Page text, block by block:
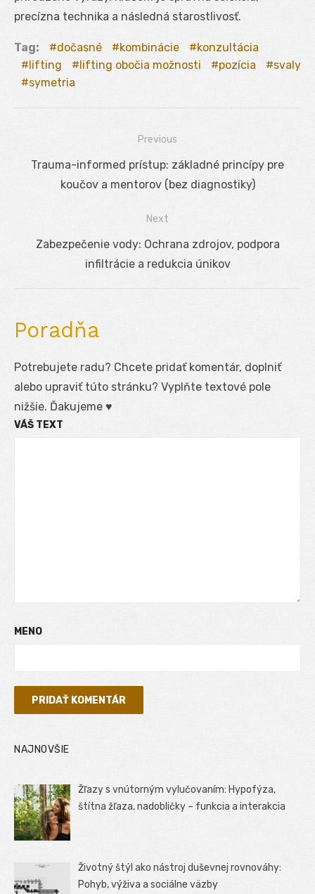
precízna technika a následná starostlivosť.
Tag: dočasné kombinácie
konzultácia
lifting
lifting obočia možnosti pozícia
svaly
symetria
Navigácia
Previous
Previous
Trauma-informed prístup: základné princípy pre
koučov a mentorov (bez diagnostiky)
Next
NextZabezpečenie vody: Ochrana zdrojov, podpora
infiltrácie a redukcia únikov
Poradňa
Potrebujete radu? Chcete pridať komentár, doplniť
alebo upraviť túto stránku? Vyplňte textové pole
nižšie. Ďakujeme ♥
VÁŠ TEXT
MENO
NAJNOVŠIE
Žľazy s vnútorným vylučovaním: Hypofýza,
štítna žľaza, nadobličky – funkcia a interakcia
Životný štýl ako nástroj duševnej rovnováhy:
Pohyb, výživa a sociálne väzby